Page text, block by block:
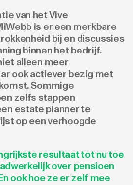
van het Vive
is er een merkbare
bij en discussies
binnen het bedrijf.
alleen meer
ook actiever bezig met
Sommige
zelfs stappen
estate planner te
op een verhoogde
resultaat tot nu toe
over pensioen
ook hoe ze er zelf mee